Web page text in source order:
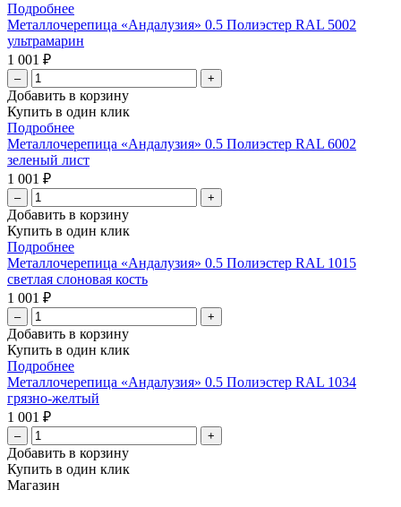
Подробнее
Металлочерепица «Андалузия» 0.5 Полиэстер RAL 5002
ультрамарин
1 001 ₽
– +
Добавить в корзину
Купить в один клик
Подробнее
Металлочерепица «Андалузия» 0.5 Полиэстер RAL 6002
зеленый лист
1 001 ₽
– +
Добавить в корзину
Купить в один клик
Подробнее
Металлочерепица «Андалузия» 0.5 Полиэстер RAL 1015
светлая слоновая кость
1 001 ₽
– +
Добавить в корзину
Купить в один клик
Подробнее
Металлочерепица «Андалузия» 0.5 Полиэстер RAL 1034
грязно-желтый
1 001 ₽
– +
Добавить в корзину
Купить в один клик
Магазин